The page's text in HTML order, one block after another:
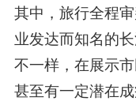
其中，旅行全程
业发达而知名的
不一样，在展示
甚至有一定潜在